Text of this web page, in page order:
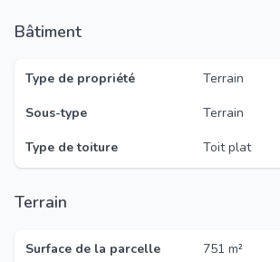
Bâtiment
Type de propriété
Terrain
Sous-type
Terrain
Type de toiture
Toit plat
Terrain
Surface de la parcelle
751 m²